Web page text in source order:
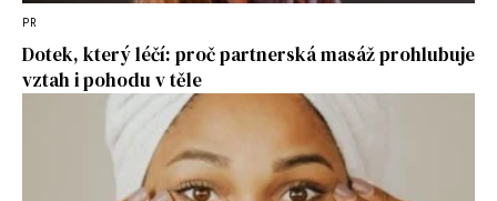
PR
Dotek, který léčí: proč partnerská masáž prohlubuje
vztah i pohodu v těle